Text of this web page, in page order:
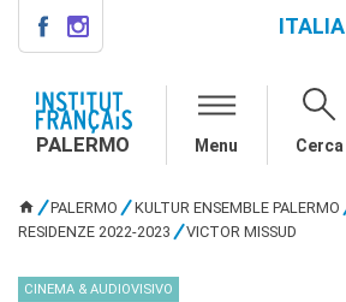
INSTITUT FRANÇAIS
PALERMO
Informazioni utili
CORSI
ITALIA
PALERMO Menu Cerca
TU SEI QUI
PALERMO KULTUR ENSEMBLE PALERMO
RESIDENZE 2022-2023
VICTOR MISSUD
CINEMA & AUDIOVISIVO